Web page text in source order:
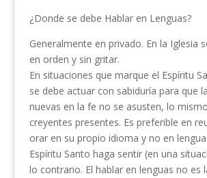
¿Donde se debe Hablar en Lenguas?
Generalmente en privado. En la Iglesia
en orden y sin gritar.
En situaciones que marque el Espíritu
se debe actuar con sabiduría para que
nuevas en la fe no se asusten, lo
creyentes presentes. Es preferible en
orar en su propio idioma y no en
Espíritu Santo haga sentir (en una
lo contrario. El hablar en lenguas no es